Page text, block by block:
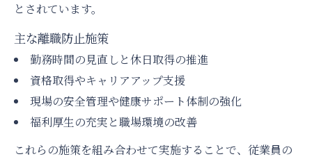
とされています。
主な離職防止施策
勤務時間の見直しと休日取得の推進
資格取得やキャリアアップ支援
現場の安全管理や健康サポート体制の強化
福利厚生の充実と職場環境の改善
これらの施策を組み合わせて実施することで、従業員の